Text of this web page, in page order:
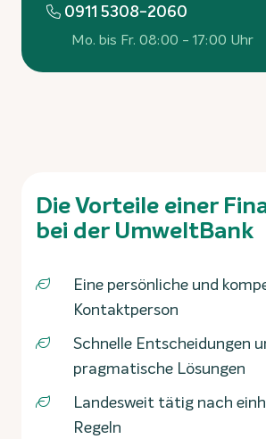
0911 5308-2060
Mo. bis Fr. 08:00 - 17:00 Uhr
Die Vorteile einer
bei der UmweltBank
Eine persönliche und
Kontaktperson
Schnelle Entscheidungen
pragmatische Lösungen
Landesweit tätig nach
Regeln